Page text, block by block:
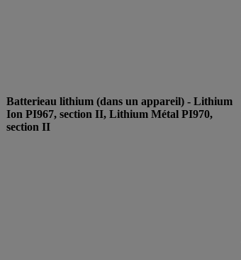
Batterieau lithium (dans un appareil) - Lithium
Ion PI967, section II, Lithium Métal PI970,
section II